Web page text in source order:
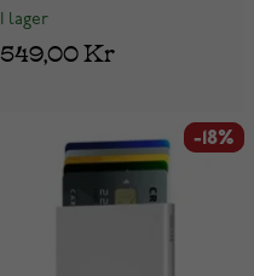
I lager
549,00 Kr
-18%
-18%